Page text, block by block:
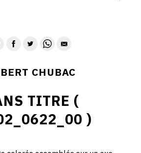
CHUBAC
TITRE (
)